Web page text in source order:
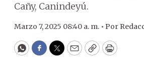
Cañy, Canindeyú.
Marzo 7, 2025 08:40 a. m. • Por
WhatsApp
Facebook
Twitter
EmailCopyPrint